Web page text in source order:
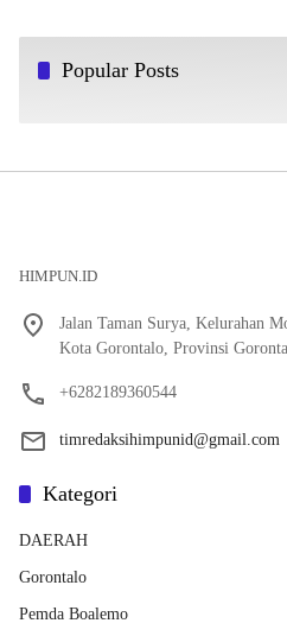
Popular Posts
HIMPUN.ID
Jalan Taman Surya, Kelurahan
Kota Gorontalo, Provinsi
+6282189360544
timredaksihimpunid@gmail.com
Kategori
DAERAH
Gorontalo
Pemda Boalemo